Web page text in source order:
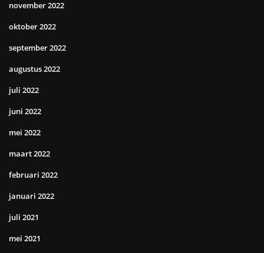
november 2022
oktober 2022
september 2022
augustus 2022
juli 2022
juni 2022
mei 2022
maart 2022
februari 2022
januari 2022
juli 2021
mei 2021